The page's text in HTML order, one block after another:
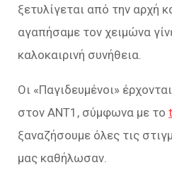
ξετυλίγεται από την αρχή
αγαπήσαμε τον χειμώνα
καλοκαιρινή συνήθεια.
Οι «Παγιδευμένοι»
στον ΑΝΤ1, σύμφωνα με το
ξαναζήσουμε όλες τις
μας καθήλωσαν.